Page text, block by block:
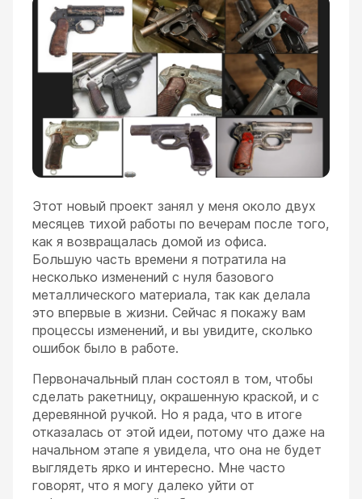
Этот новый проект занял у меня около двух
месяцев тихой работы по вечерам после того,
как я возвращалась домой из офиса.
Большую часть времени я потратила на
несколько изменений с нуля базового
металлического материала, так как делала
это впервые в жизни. Сейчас я покажу вам
процессы изменений, и вы увидите, сколько
ошибок было в работе.
Первоначальный план состоял в том, чтобы
сделать ракетницу, окрашенную краской, и с
деревянной ручкой. Но я рада, что в итоге
отказалась от этой идеи, потому что даже на
начальном этапе я увидела, что она не будет
выглядеть ярко и интересно. Мне часто
говорят, что я могу далеко уйти от